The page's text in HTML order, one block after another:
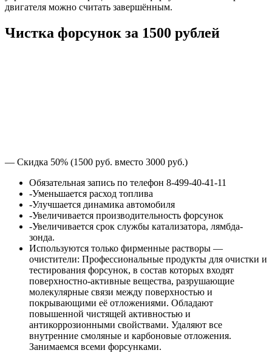
двигателя можно считать завершённым.
Чистка форсунок за 1500 рублей
— Скидка 50% (1500 руб. вместо 3000 руб.)
Обязательная запись по телефон 8-499-40-41-11
-Уменьшается расход топлива
-Улучшается динамика автомобиля
-Увеличивается производительность форсунок
-Увеличивается срок службы катализатора, лямбда-
зонда.
Используются только фирменные растворы —
очистители: Профессиональные продукты для очистки и
тестирования форсунок, в состав которых входят
поверхностно-активные вещества, разрушающие
молекулярные связи между поверхностью и
покрывающими её отложениями. Обладают
повышенной чистящей активностью и
антикоррозионными свойствами. Удаляют все
внутренние смоляные и карбоновые отложения.
Занимаемся всеми форсунками.